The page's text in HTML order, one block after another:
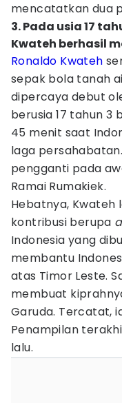
mencatatkan dua
3. Pada usia 17
Kwateh berhasil
Ronaldo Kwateh
sepak bola tanah
dipercaya debut
berusia 17 tahun 3
45 menit saat
laga
pengganti pada
Ramai Rumakiek.
Hebatnya, Kwateh
kontribusi berupa
Indonesia yang
membantu
atas Timor Leste.
membuat
Garuda. Tercatat,
Penampilan
lalu.